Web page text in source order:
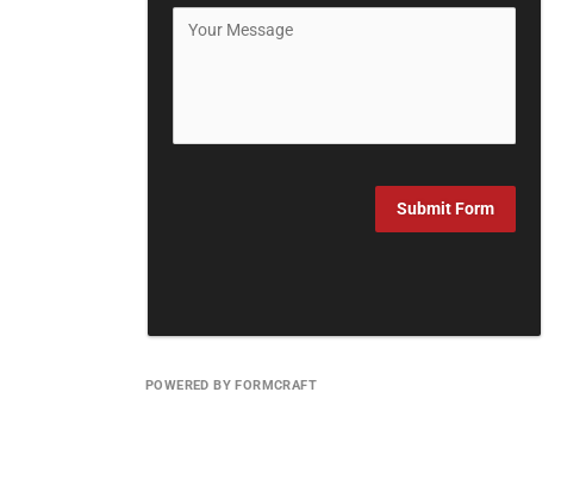
Submit Form
POWERED BY FORMCRAFT